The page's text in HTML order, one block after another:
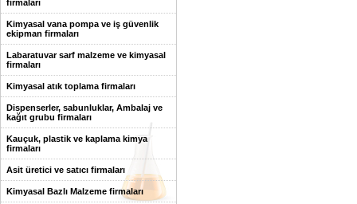
firmaları
Kimyasal vana pompa ve iş güvenlik
ekipman firmaları
Labaratuvar sarf malzeme ve kimyasal
firmaları
Kimyasal atık toplama firmaları
Dispenserler, sabunluklar, Ambalaj ve
kağıt grubu firmaları
Kauçuk, plastik ve kaplama kimya
firmaları
Asit üretici ve satıcı firmaları
Kimyasal Bazlı Malzeme firmaları